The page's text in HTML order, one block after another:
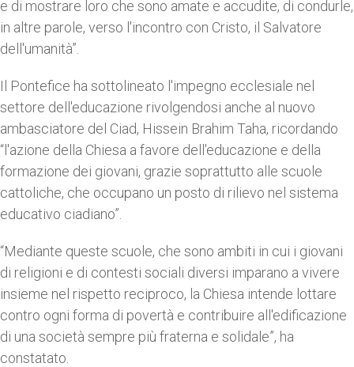
e di mostrare loro che sono amate e accudite, di condurle,
in altre parole, verso l'incontro con Cristo, il Salvatore
dell'umanità”.
Il Pontefice ha sottolineato l'impegno ecclesiale nel
settore dell'educazione rivolgendosi anche al nuovo
ambasciatore del Ciad, Hissein Brahim Taha, ricordando
“l'azione della Chiesa a favore dell'educazione e della
formazione dei giovani, grazie soprattutto alle scuole
cattoliche, che occupano un posto di rilievo nel sistema
educativo ciadiano”.
“Mediante queste scuole, che sono ambiti in cui i giovani
di religioni e di contesti sociali diversi imparano a vivere
insieme nel rispetto reciproco, la Chiesa intende lottare
contro ogni forma di povertà e contribuire all'edificazione
di una società sempre più fraterna e solidale”, ha
constatato.